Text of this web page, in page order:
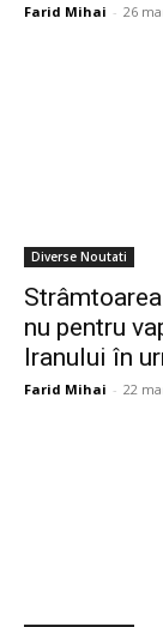
Farid Mihai - 26
Diverse Noutati
nu pentru
Iranului în
Farid Mihai - 22